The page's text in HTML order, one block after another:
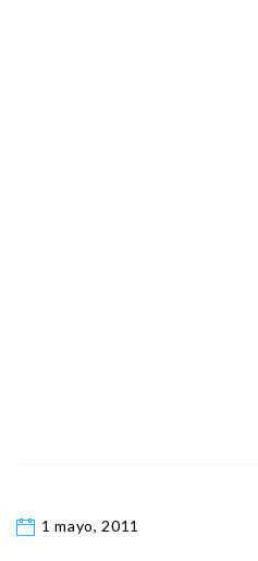
1 mayo, 2011